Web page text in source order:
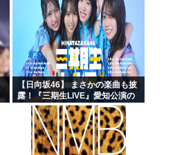
【日向坂46】 まさかの楽曲も披
露！『三期生LIVE』愛知公演の
レポがこちら